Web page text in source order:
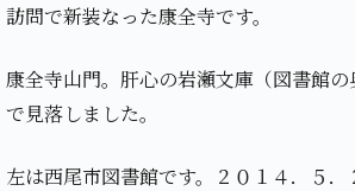
訪問で新装なった康全寺です。
康全寺山門。肝心の岩瀬文庫（図書館
で見落しました。
左は西尾市図書館です。２０１４．５